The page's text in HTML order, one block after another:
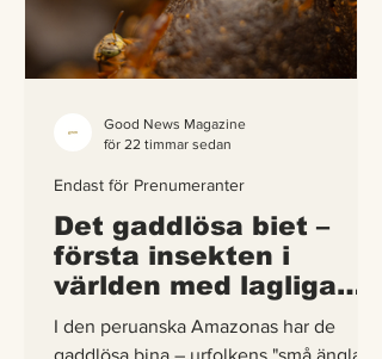
Det gaddlösa biet –
första insekten i
världen med lagliga
rättigheter
I den peruanska Amazonas har de
gaddlösa bina – urfolkens "små änglar"
Endast för Prenumeranter
Good News Magazine
för 22 timmar sedan